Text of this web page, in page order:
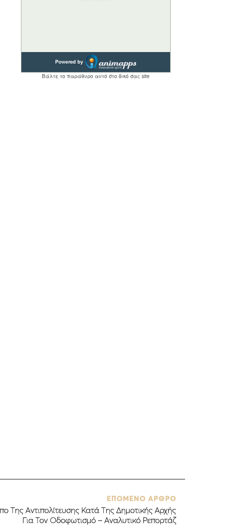
ΕΠΟΜΕΝΟ ΑΡΘΡΟ
Της Αντιπολίτευσης Κατά Της Δημοτικής Αρχής
Για Τον Οδοφωτισμό – Αναλυτικό Ρεπορτάζ